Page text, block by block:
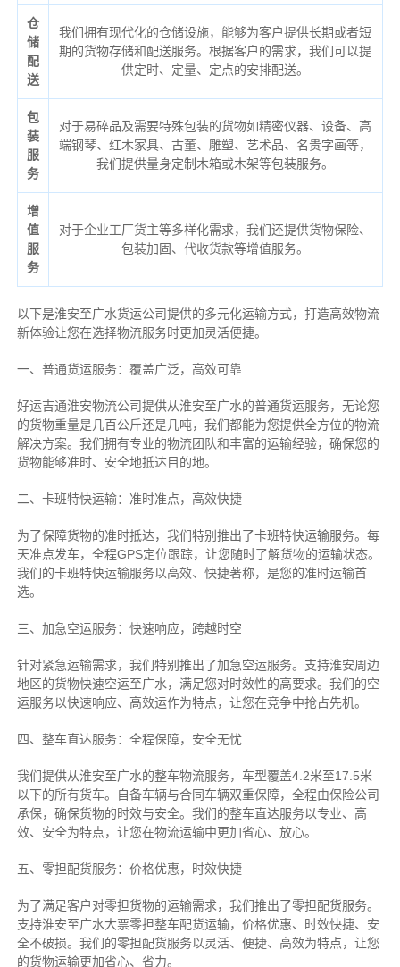
仓
储
配
送
我们拥有现代化的仓储设施，能够为客户提供长期或者短
期的货物存储和配送服务。根据客户的需求，我们可以提
供定时、定量、定点的安排配送。
包
装
服
务
对于易碎品及需要特殊包装的货物如精密仪器、设备、高
端钢琴、红木家具、古董、雕塑、艺术品、名贵字画等，
我们提供量身定制木箱或木架等包装服务。
增
值
服
务
对于企业工厂货主等多样化需求，我们还提供货物保险、
包装加固、代收货款等增值服务。
以下是淮安至广水货运公司提供的多元化运输方式，打造高效物流
新体验让您在选择物流服务时更加灵活便捷。
一、普通货运服务：覆盖广泛，高效可靠
好运吉通淮安物流公司提供从淮安至广水的普通货运服务，无论您
的货物重量是几百公斤还是几吨，我们都能为您提供全方位的物流
解决方案。我们拥有专业的物流团队和丰富的运输经验，确保您的
货物能够准时、安全地抵达目的地。
二、卡班特快运输：准时准点，高效快捷
为了保障货物的准时抵达，我们特别推出了卡班特快运输服务。每
天准点发车，全程GPS定位跟踪，让您随时了解货物的运输状态。
我们的卡班特快运输服务以高效、快捷著称，是您的准时运输首
选。
三、加急空运服务：快速响应，跨越时空
针对紧急运输需求，我们特别推出了加急空运服务。支持淮安周边
地区的货物快速空运至广水，满足您对时效性的高要求。我们的空
运服务以快速响应、高效运作为特点，让您在竞争中抢占先机。
四、整车直达服务：全程保障，安全无忧
我们提供从淮安至广水的整车物流服务，车型覆盖4.2米至17.5米
以下的所有货车。自备车辆与合同车辆双重保障，全程由保险公司
承保，确保货物的时效与安全。我们的整车直达服务以专业、高
效、安全为特点，让您在物流运输中更加省心、放心。
五、零担配货服务：价格优惠，时效快捷
为了满足客户对零担货物的运输需求，我们推出了零担配货服务。
支持淮安至广水大票零担整车配货运输，价格优惠、时效快捷、安
全不破损。我们的零担配货服务以灵活、便捷、高效为特点，让您
的货物运输更加省心、省力。